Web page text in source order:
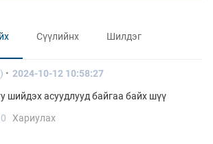
Сүүлийнх Шилдэг
2024-10-12 10:58:27
шийдэх асуудлууд байгаа байх шүү
0 Хариулах